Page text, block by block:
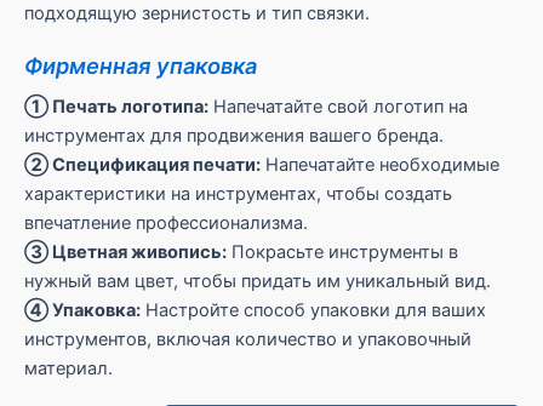
подходящую зернистость и тип связки.
Фирменная упаковка
① Печать логотипа: Напечатайте свой логотип на
инструментах для продвижения вашего бренда.
② Спецификация печати: Напечатайте необходимые
характеристики на инструментах, чтобы создать
впечатление профессионализма.
③ Цветная живопись: Покрасьте инструменты в
нужный вам цвет, чтобы придать им уникальный вид.
④ Упаковка: Настройте способ упаковки для ваших
инструментов, включая количество и упаковочный
материал.